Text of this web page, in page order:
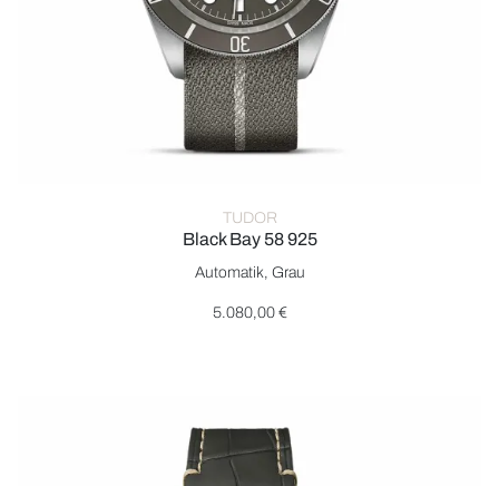
TUDOR
Black Bay 58 925
TUDOR Black Bay 58 925, Ref: M79010SG-0002, Preis:
Automatik, Grau
5.080,00 €